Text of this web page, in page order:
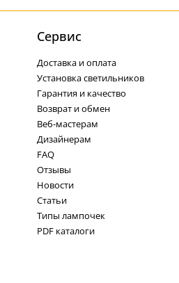
Cервис
Доставка и оплата
Установка светильников
Гарантия и качество
Возврат и обмен
Веб-мастерам
Дизайнерам
FAQ
Отзывы
Новости
Статьи
Типы лампочек
PDF каталоги